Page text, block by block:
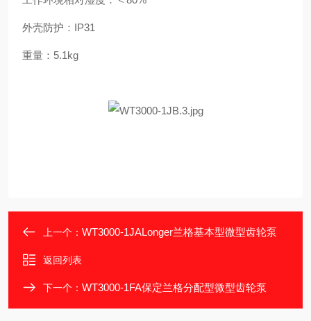
外壳防护：IP31
重量：5.1kg
上一个： WT3000-1JALonger兰格基本型微型齿轮泵
返回列表
下一个： WT3000-1FA保定兰格分配型微型齿轮泵